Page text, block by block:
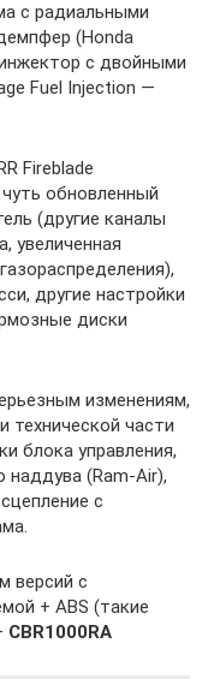
с радиальными
(Honda
с двойными
Fuel Injection —
Fireblade
чуть обновленный
(другие каналы
увеличенная
другие настройки
диски
изменениям,
технической части
блока управления,
наддува (Ram-Air),
с
версий с
+ ABS (такие
CBR1000RA